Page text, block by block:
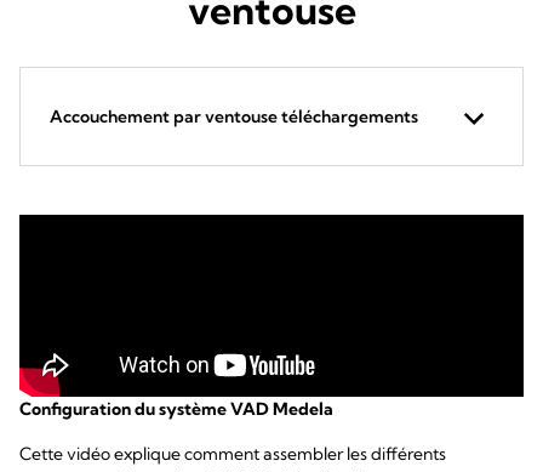
ventouse
Accouchement par ventouse téléchargements
Configuration du système VAD Medela
Cette vidéo explique comment assembler les différents